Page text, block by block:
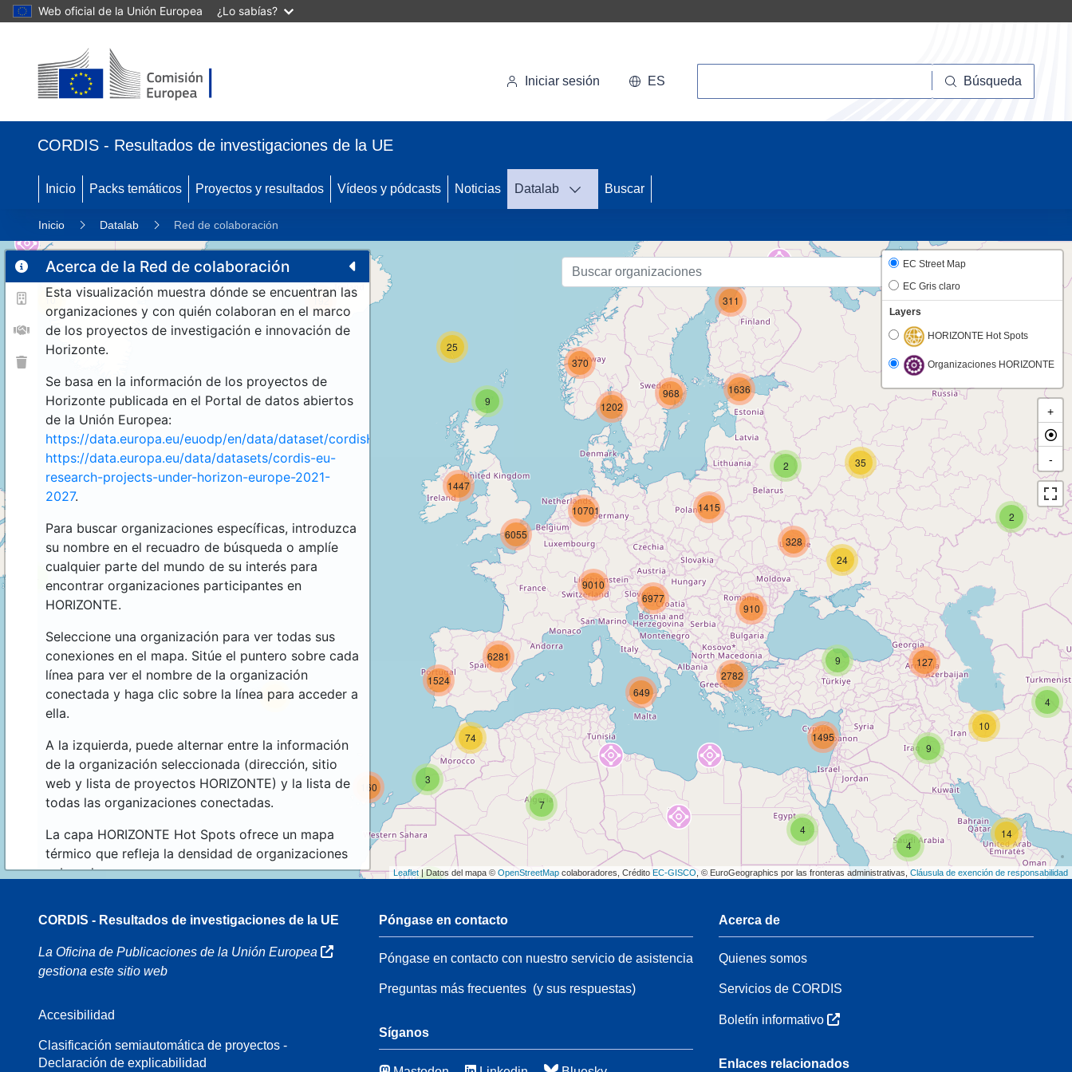
Web oficial de la Unión Europea ¿Lo sabías?
Iniciar sesión ES Búsqueda
CORDIS - Resultados de investigaciones de la UE
Inicio Packs temáticos Proyectos y resultados Vídeos y pódcasts Noticias Datalab Buscar
Inicio Datalab Red de colaboración
Acerca de la Red de colaboración
Esta visualización muestra dónde se encuentran las
organizaciones y con quién colaboran en el marco
de los proyectos de investigación e innovación de
Horizonte.
Se basa en la información de los proyectos de
Horizonte publicada en el Portal de datos abiertos
de la Unión Europea:
https://data.europa.eu/euodp/en/data/dataset/cordisH2020projects.
https://data.europa.eu/data/datasets/cordis-eu-
research-projects-under-horizon-europe-2021-
2027.
Para buscar organizaciones específicas, introduzca
su nombre en el recuadro de búsqueda o amplíe
cualquier parte del mundo de su interés para
encontrar organizaciones participantes en
HORIZONTE.
Seleccione una organización para ver todas sus
conexiones en el mapa. Sitúe el puntero sobre cada
línea para ver el nombre de la organización
conectada y haga clic sobre la línea para acceder a
ella.
A la izquierda, puede alternar entre la información
de la organización seleccionada (dirección, sitio
web y lista de proyectos HORIZONTE) y la lista de
todas las organizaciones conectadas.
La capa HORIZONTE Hot Spots ofrece un mapa
térmico que refleja la densidad de organizaciones
sobre el mapa.
10
9
25
192
2
16
2
9
14
2
2
24
35
4
9
10
4
7
44
3
160
74
1524
649
9
4
127
1495
311
1202
1636
370
968
1415
10701
1447
6055
6281
9010
328
910
2782
6977
EC Street Map
EC Gris claro
Layers
HORIZONTE Hot Spots
Organizaciones HORIZONTE
+
-
Leaflet | Datos del mapa © OpenStreetMap colaboradores, Crédito EC-GISCO , © EuroGeographics por las fronteras administrativas, Cláusula de exención de responsabilidad
CORDIS - Resultados de investigaciones de la UE
La Oficina de Publicaciones de la Unión Europea
gestiona este sitio web
Accesibilidad
Clasificación semiautomática de proyectos -
Declaración de explicabilidad
Póngase en contacto
Póngase en contacto con nuestro servicio de asistencia
Preguntas más frecuentes(y sus respuestas)
Síganos
Acerca de
Quienes somos
Servicios de CORDIS
Boletín informativo
Enlaces relacionados